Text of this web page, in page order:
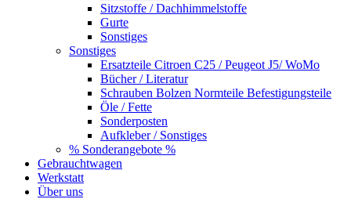
Sitzstoffe / Dachhimmelstoffe
Gurte
Sonstiges
Sonstiges
Ersatzteile Citroen C25 / Peugeot J5/ WoMo
Bücher / Literatur
Schrauben Bolzen Normteile Befestigungsteile
Öle / Fette
Sonderposten
Aufkleber / Sonstiges
% Sonderangebote %
Gebrauchtwagen
Werkstatt
Über uns